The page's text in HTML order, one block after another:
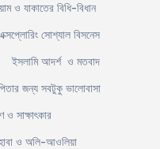
ও যাকাতের বিধি-বিধান
সোশ্যাল বিসনেস
ইসলামি আদর্শ ও মতবাদ
জন্য সবটুকু ভালোবাসা
ও সাক্ষাৎকার
ও অলি-আওলিয়া